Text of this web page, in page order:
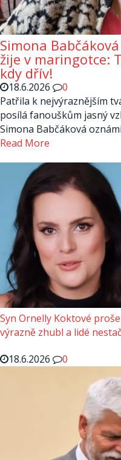
Simona
žije v maringotce:
kdy dřív!
18.6.2026
0
Patřila k nejvýraznějším
posílá fanouškům jasný
Simona Babčáková
Read More
Syn Ornelly Koktové
výrazně zhubl a lidé
18.6.2026
0